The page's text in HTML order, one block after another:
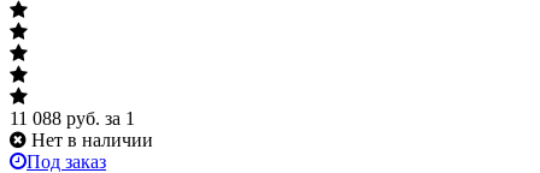
11 088 руб. за 1
Нет в наличии
Под заказ